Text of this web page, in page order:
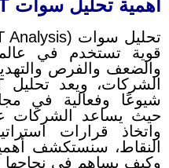
أهمية تحليل سوات SWOT
قوية تستخدم في عالم
والضعف والفرص
شيوعًا وفعالية في
حيث يساعد الشركات
واتخاذ قرارات
وكيف يساهم في نجاحها